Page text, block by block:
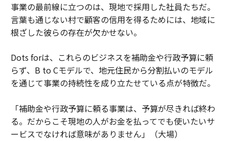
事業の最前線に立つのは、現地で採用した社員たちだ。
言葉も通じない村で顧客の信用を得るためには、地域に
根ざした彼らの存在が欠かせない。
Dots forは、これらのビジネスを補助金や行政予算に頼
らず、B to Cモデルで、地元住民から分割払いのモデル
を通じて事業の持続性を成り立たせている点が特徴だ。
「補助金や行政予算に頼る事業は、予算が尽きれば終わ
る。だからこそ現地の人がお金を払ってでも使いたいサ
ービスでなければ意味がありません」（大場）